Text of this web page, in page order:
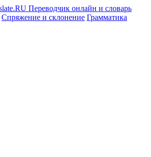
Спряжение и склонение Грамматика